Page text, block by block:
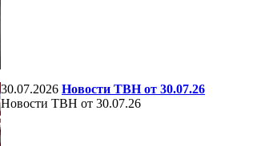
30.07.2026 Новости ТВН от 30.07.26
Новости ТВН от 30.07.26